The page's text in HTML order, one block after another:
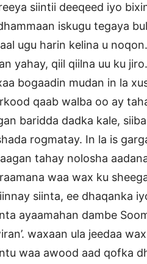
siintii deeqeed iyo
iskugu tegaya
ugu harin kelina u
yahay, qiil qiilna uu ku jiro.
bogaadin mudan in la
qaab walba oo ay
baridda dadka kale,
rogmatay. In la is
tahay nolosha
waa wax ku
siinta, ee dhaqanka
ayaamahan dambe
waxaan ula jeedaa
waa awood aad qofka